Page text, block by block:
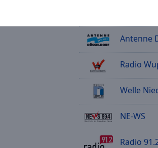
Antenne
Radio
Welle
NE-WS
Radio